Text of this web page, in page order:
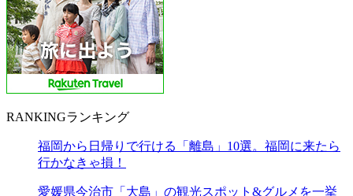
RANKINGランキング
福岡から日帰りで行ける「離島」10選。福岡に来たら
行かなきゃ損！
愛媛県今治市「大島」の観光スポット&グルメを一挙